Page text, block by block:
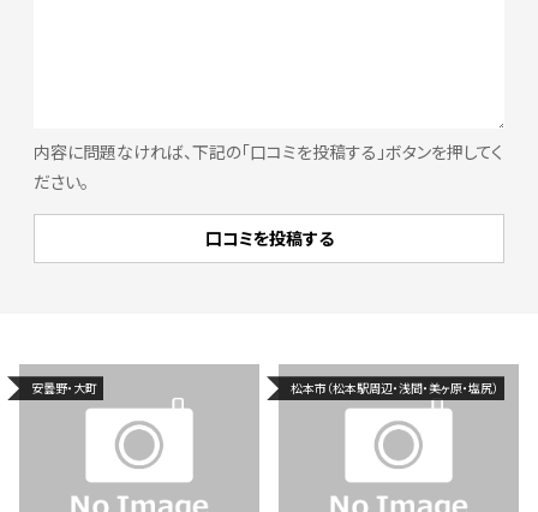
内容に問題なければ、下記の「口コミを投稿する」ボタンを押してく
ださい。
安曇野・大町 松本市（松本駅周辺・浅間・美ヶ原・塩尻）